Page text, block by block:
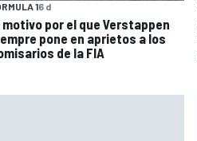
16 d
motivo por el que Verstappen
pone en aprietos a los
de la FIA